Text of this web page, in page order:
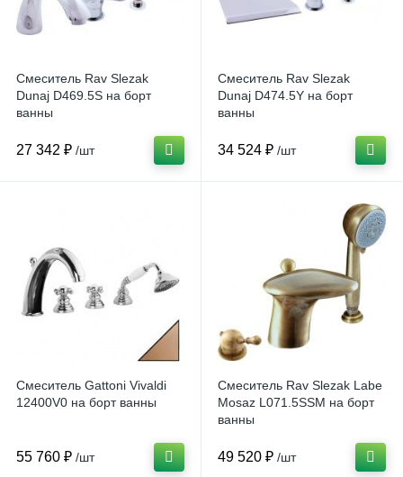
Смеситель Rav Slezak
Dunaj D469.5S на борт
ванны
27 342 ₽ /шт
Смеситель Rav Slezak
Dunaj D474.5Y на борт
ванны
34 524 ₽ /шт
Смеситель Gattoni Vivaldi
12400V0 на борт ванны
55 760 ₽ /шт
Смеситель Rav Slezak Labe
Mosaz L071.5SSM на борт
ванны
49 520 ₽ /шт